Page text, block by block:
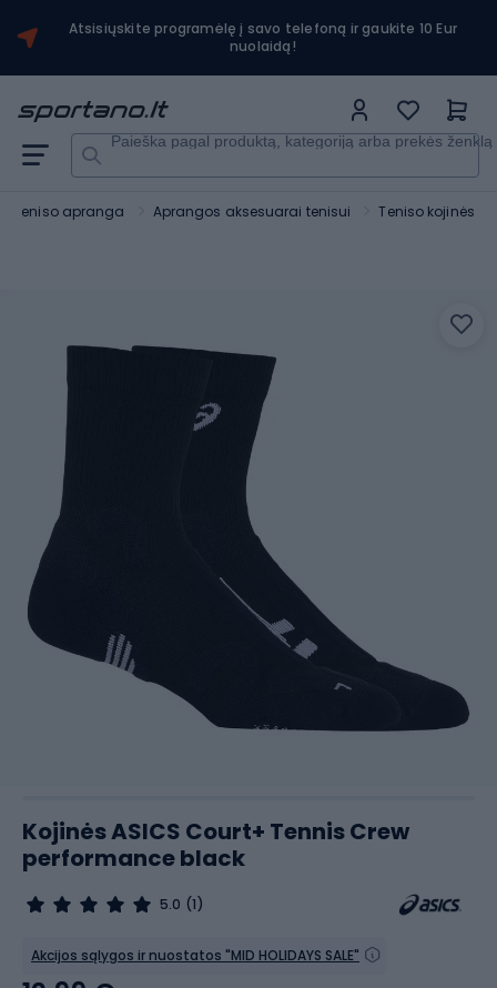
Atsisiųskite programėlę į savo telefoną ir gaukite 10 Eur
nuolaidą!
Paieška pagal produktą, kategoriją arba prekės ženklą
Teniso apranga Aprangos aksesuarai tenisui Teniso kojinės
Kojinės ASICS Court+ Tennis Crew
performance black
5.0 (1)
Akcijos sąlygos ir nuostatos "MID HOLIDAYS SALE"